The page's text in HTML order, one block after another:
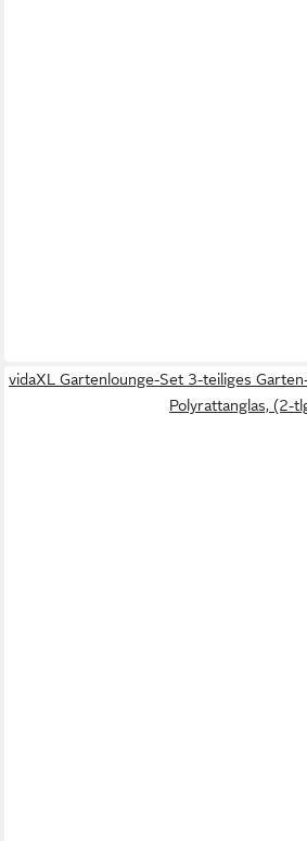
vidaXL Gartenlounge-Set 3-teiliges
Polyrattanglas, (2-